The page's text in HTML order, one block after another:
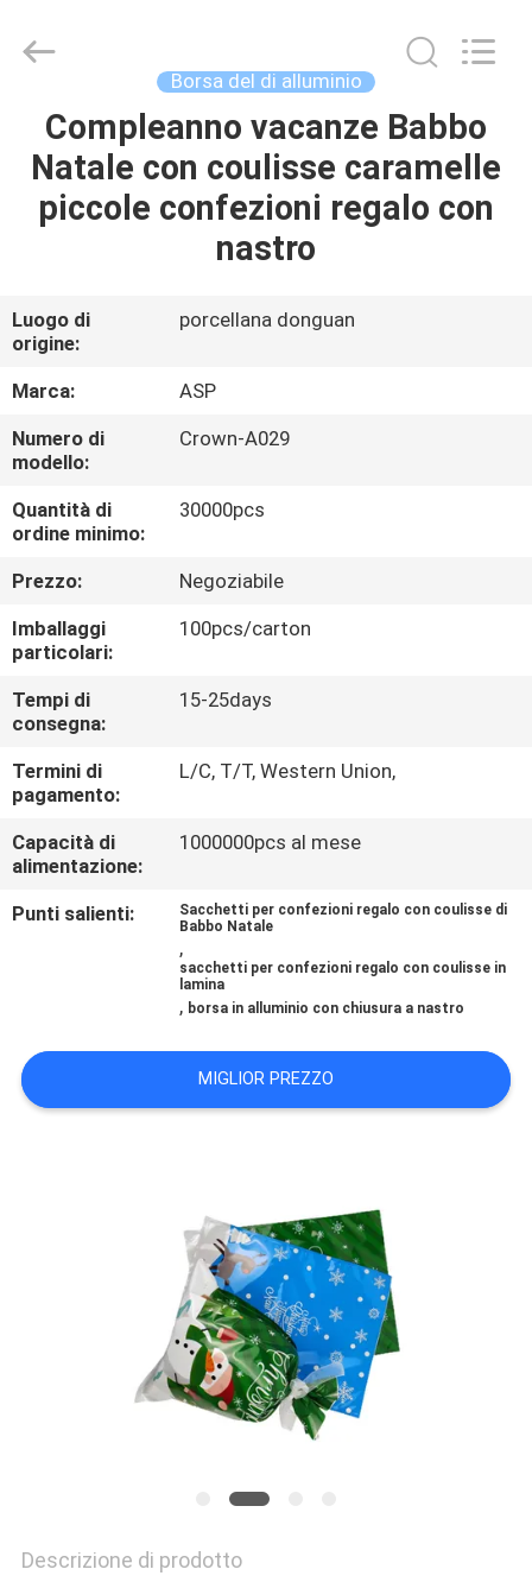
CASA
PRODOTTI
VR
CIRCA
NOI
GIRO
DELLA
FABBRICA
CONTROLLO
DI
QUALITÀ
DEL
SITO
Developed
Borsa del di alluminio
Compleanno vacanze Babbo
Natale con coulisse caramelle
piccole confezioni regalo con
nastro
Luogo di
origine:
porcellana donguan
Marca:
ASP
Numero di
modello:
Crown-A029
Quantità di
ordine minimo:
30000pcs
Prezzo:
Negoziabile
Imballaggi
particolari:
100pcs/carton
Tempi di
consegna:
15-25days
Termini di
pagamento:
L/C, T/T, Western Union,
Capacità di
alimentazione:
1000000pcs al mese
Punti salienti:
Sacchetti per confezioni regalo con coulisse di
Babbo Natale
,
sacchetti per confezioni regalo con coulisse in
lamina
, borsa in alluminio con chiusura a nastro
MIGLIOR PREZZO
Descrizione di prodotto